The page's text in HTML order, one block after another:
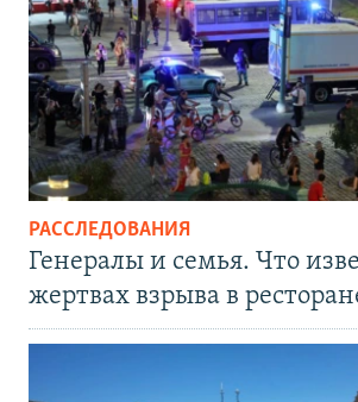
РАССЛЕДОВАНИЯ
Генералы и семья. Что
жертвах взрыва в